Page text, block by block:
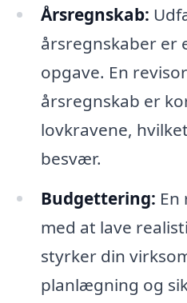
Årsregnskab:
årsregnskaber er
opgave. En
årsregnskab er
lovkravene,
besvær.
Budgettering:
med at lave
styrker din
planlægning og